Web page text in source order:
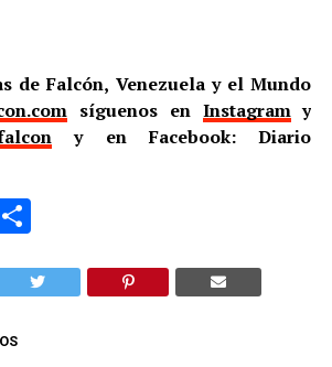
de Falcón, Venezuela y el Mundo
síguenos en Instagramy
y en Facebook: Diario
Compartir